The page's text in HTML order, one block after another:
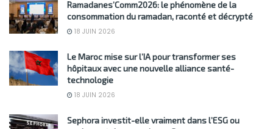
Ramadanes’Comm2026: le phénomène de la
consommation du ramadan, raconté et décrypté
18 JUIN 2026
Le Maroc mise sur l’IA pour transformer ses
hôpitaux avec une nouvelle alliance santé-
technologie
18 JUIN 2026
Sephora investit-elle vraiment dans l’ESG ou